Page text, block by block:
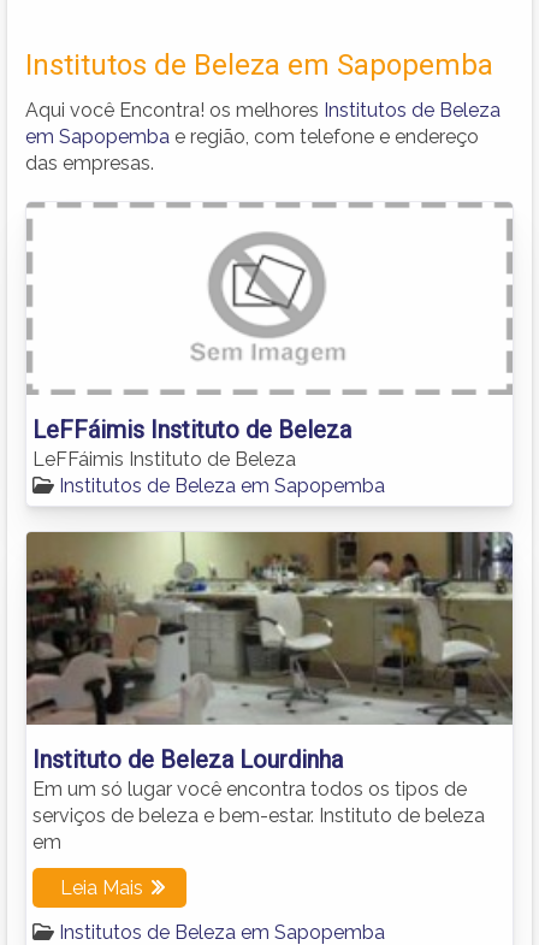
Institutos de Beleza em Sapopemba
Aqui você Encontra! os melhores Institutos de Beleza
em Sapopemba e região, com telefone e endereço
das empresas.
LeFFáimis Instituto de Beleza
LeFFáimis Instituto de Beleza
Institutos de Beleza em Sapopemba
Instituto de Beleza Lourdinha
Em um só lugar você encontra todos os tipos de
serviços de beleza e bem-estar. Instituto de beleza
em
Leia Mais
Institutos de Beleza em Sapopemba